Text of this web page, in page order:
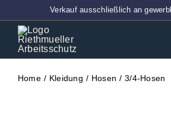
Inhalt
springen
Verkauf ausschließlich an
Home Kleidung Hosen 3/4-Hosen